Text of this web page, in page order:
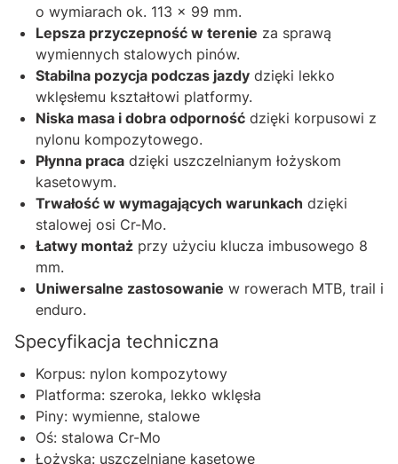
o wymiarach ok. 113 × 99 mm.
Lepsza przyczepność w terenie za sprawą
wymiennych stalowych pinów.
Stabilna pozycja podczas jazdy dzięki lekko
wklęsłemu kształtowi platformy.
Niska masa i dobra odporność dzięki korpusowi z
nylonu kompozytowego.
Płynna praca dzięki uszczelnianym łożyskom
kasetowym.
Trwałość w wymagających warunkach dzięki
stalowej osi Cr-Mo.
Łatwy montaż przy użyciu klucza imbusowego 8
mm.
Uniwersalne zastosowanie w rowerach MTB, trail i
enduro.
Specyfikacja techniczna
Korpus: nylon kompozytowy
Platforma: szeroka, lekko wklęsła
Piny: wymienne, stalowe
Oś: stalowa Cr-Mo
Łożyska: uszczelniane kasetowe